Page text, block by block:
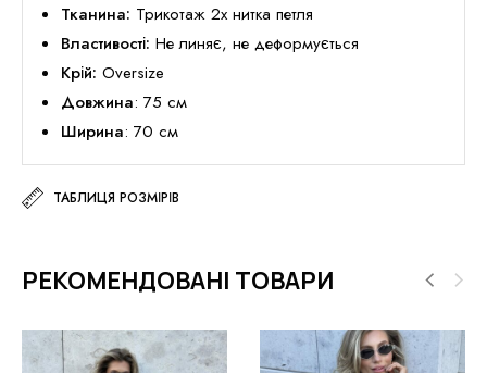
Тканина: Трикотаж 2х нитка петля
Властивості: Не линяє, не деформується
Крій: Oversize
Довжина: 75 см
Ширина: 70 см
ТАБЛИЦЯ РОЗМІРІВ
РЕКОМЕНДОВАНІ ТОВАРИ